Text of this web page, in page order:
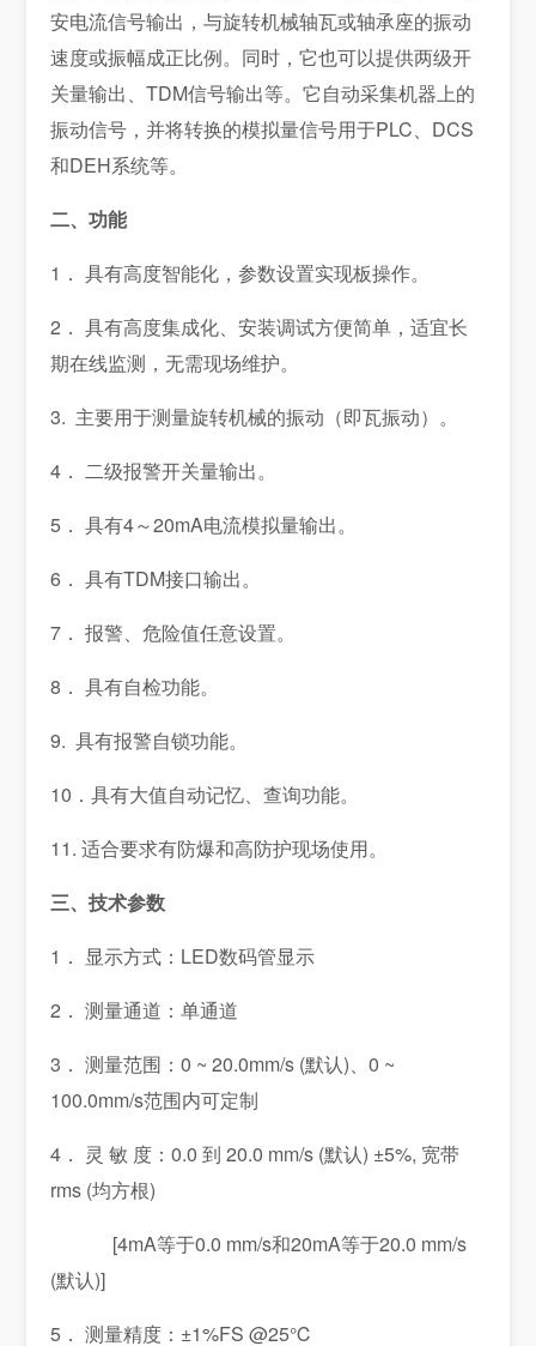
安电流信号输出，与旋转机械轴瓦或轴承座的振动
速度或振幅成正比例。同时，它也可以提供两级开
关量输出、TDM信号输出等。它自动采集机器上的
振动信号，并将转换的模拟量信号用于PLC、DCS
和DEH系统等。
二、功能
1． 具有高度智能化，参数设置实现板操作。
2． 具有高度集成化、安装调试方便简单，适宜长
期在线监测，无需现场维护。
3. 主要用于测量旋转机械的振动（即瓦振动）。
4． 二级报警开关量输出。
5． 具有4～20mA电流模拟量输出。
6． 具有TDM接口输出。
7． 报警、危险值任意设置。
8． 具有自检功能。
9. 具有报警自锁功能。
10．具有大值自动记忆、查询功能。
11. 适合要求有防爆和高防护现场使用。
三、技术参数
1． 显示方式：LED数码管显示
2． 测量通道：单通道
3． 测量范围：0 ~ 20.0mm/s (默认)、0 ~
100.0mm/s范围内可定制
4． 灵 敏 度：0.0 到 20.0 mm/s (默认) ±5%, 宽带
rms (均方根)
[4mA等于0.0 mm/s和20mA等于20.0 mm/s
(默认)]
5． 测量精度：±1%FS @25℃